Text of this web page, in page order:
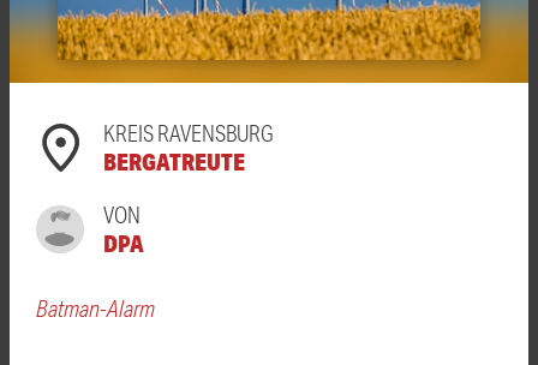
KREIS RAVENSBURG
BERGATREUTE
VON
DPA
Batman-Alarm